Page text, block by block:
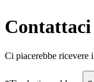
Contattaci
Ci piacerebbe ricevere